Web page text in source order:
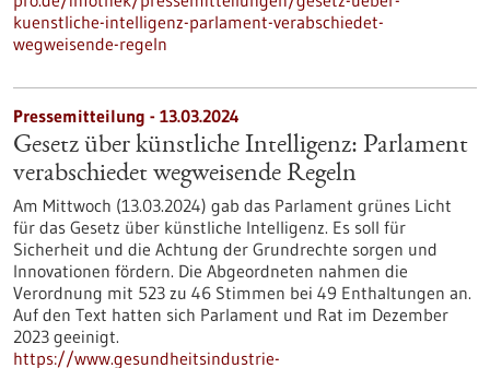
kuenstliche-intelligenz-parlament-verabschiedet-
wegweisende-regeln
Pressemitteilung - 13.03.2024
Gesetz über künstliche Intelligenz: Parlament
verabschiedet wegweisende Regeln
Am Mittwoch (13.03.2024) gab das Parlament grünes Licht
für das Gesetz über künstliche Intelligenz. Es soll für
Sicherheit und die Achtung der Grundrechte sorgen und
Innovationen fördern. Die Abgeordneten nahmen die
Verordnung mit 523 zu 46 Stimmen bei 49 Enthaltungen an.
Auf den Text hatten sich Parlament und Rat im Dezember
2023 geeinigt.
https://www.gesundheitsindustrie-